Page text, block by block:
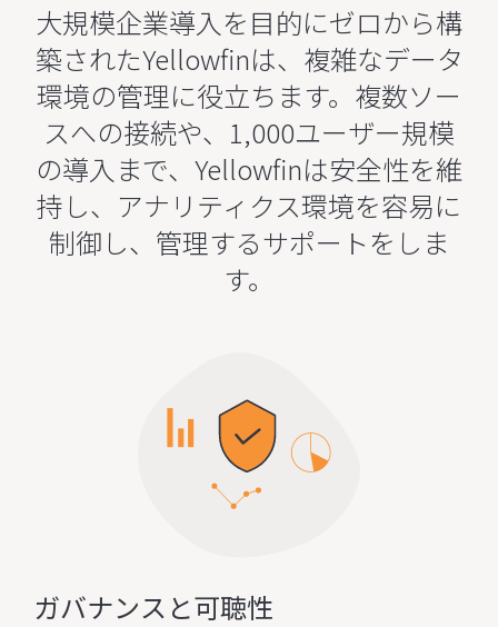
大規模企業導入を目的にゼロから構
築されたYellowfinは、複雑なデータ
環境の管理に役立ちます。複数ソー
スへの接続や、1,000ユーザー規模
の導入まで、Yellowfinは安全性を維
持し、アナリティクス環境を容易に
制御し、管理するサポートをしま
す。
ガバナンスと可聴性